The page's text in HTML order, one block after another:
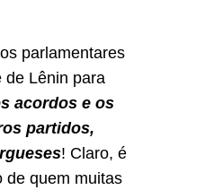
parlamentares
de Lênin para
acordos e os
partidos,
! Claro, é
de quem muitas